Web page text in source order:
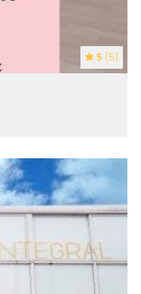
5 (5)